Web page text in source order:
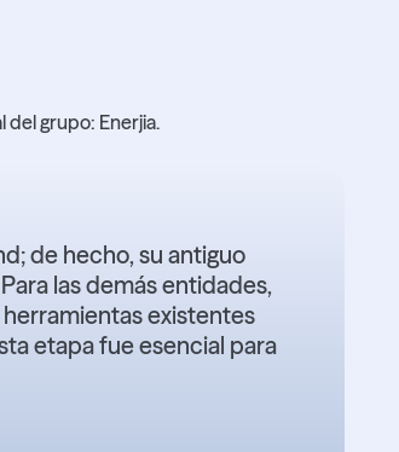
del grupo: Enerjia.
de hecho, su antiguo
las demás entidades,
existentes
etapa fue esencial para